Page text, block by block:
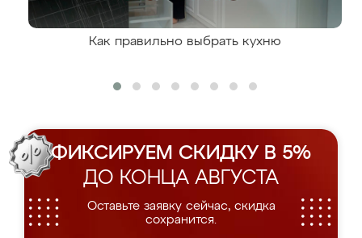
Как правильно выбрать кухню
ФИКСИРУЕМ СКИДКУ В 5%
ДО КОНЦА АВГУСТА
Оставьте заявку сейчас, скидка
сохранится.